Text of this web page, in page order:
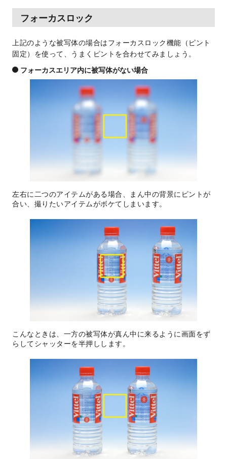
フォーカスロック
上記のような被写体の場合はフォーカスロック機能（ピント
固定）を使って、うまくピントを合わせてみましょう。
フォーカスエリア内に被写体がない場合
左右に二つのアイテムがある場合、まん中の背景にピントが
合い、撮りたいアイテムがボケてしまいます。
こんなときは、一方の被写体が真ん中に来るように画面をず
らしてシャッターを半押しします。